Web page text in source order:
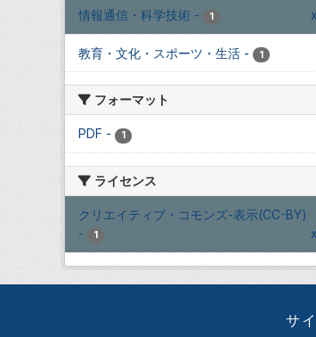
情報通信・科学技術 - 1 x
教育・文化・スポーツ・生活 - 1
フォーマット
PDF - 1
ライセンス
クリエイティブ・コモンズ-表示(CC-BY)
-
1 x
サ